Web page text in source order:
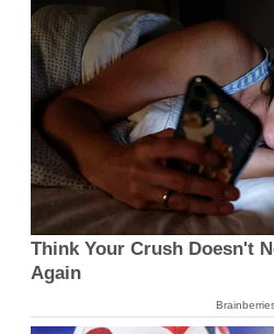
Think Your Crush Doesn't
Again